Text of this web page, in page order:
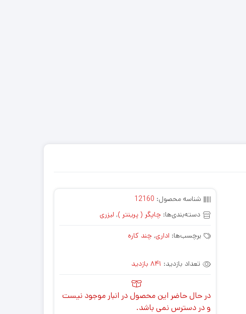
شناسه محصول: 12160
دسته‌بندی‌ها: چاپگر ( پرینتر ), لیزری
برچسب‌ها: اداری, چند کاره
تعداد بازدید: 841 بازدید
در حال حاضر این محصول در انبار موجود نیست
و در دسترس نمی باشد.